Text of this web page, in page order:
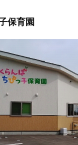
保育園